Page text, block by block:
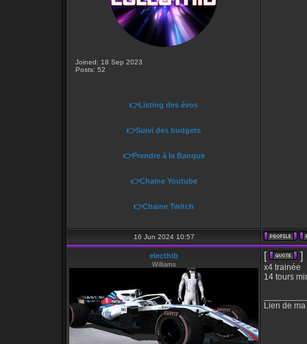
Joined: 18 Sep 2023
Posts: 52
👉Listing des évos
👉Suivi des budgets
👉Prendre à la Banque
👉Chaine Youtube
👉Chaine Twitch
16 Jun 2024 10:57
electhib
Williams
[ ]
x4 trainée
14 tours
Lien de